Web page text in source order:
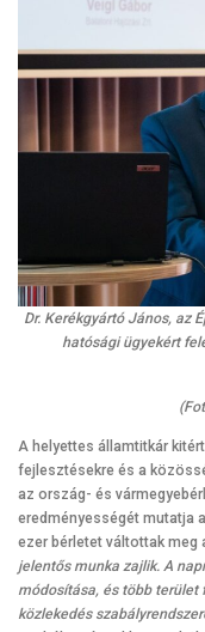
Dr. Kerékgyártó János, az
hatósági ügyekért
A helyettes államtitkár
fejlesztésekre és a
az ország- és
eredményességét mutatja
ezer bérletet váltottak meg
jelentős munka zajlik. A
módosítása, és több terület
közlekedés